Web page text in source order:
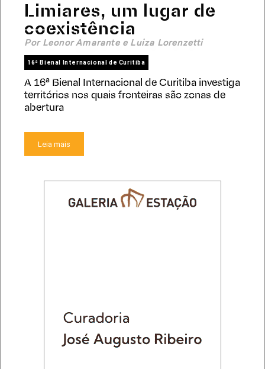
Limiares, um lugar de
coexistência
Por Leonor Amarante e Luiza Lorenzetti
16ª Bienal Internacional de Curitiba
A 16ª Bienal Internacional de Curitiba investiga
territórios nos quais fronteiras são zonas de
abertura
Leia mais